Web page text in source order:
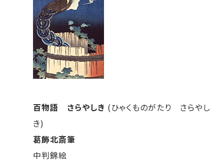
百物語 さらやしき (ひゃくものがたり さらやし
き)
葛飾北斎筆
中判錦絵